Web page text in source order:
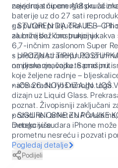
nevjerojatnu energetsku
zajedno s čipom A18 pruža
baterije uz do 27 sati
ga putem priključka USB-C ili
za brže bežično punjenje.
• STVOREN DA TRAJE. —
aluminijsku konstrukciju
6,7-inčnim zaslonom Super
s prednje strane pruža
na prskanje, vodu te prašinu.
• UPOZNAJ TIPKU
omiljene značajke. Samo
koje željene radnje –
načina rada i još mnogo toga.
• iOS 26. NOVI DIZAJN. JOŠ
dizajn uz Liquid Glass.
poznat. Živopisniji zaključani
pozadine i ankete u
mnogo više.
• SIGURNOSNE ZNAČAJKE
Detekciju sudara iPhone
prometnu nesreću i pozvati
Pogledaj detalje
Podijeli